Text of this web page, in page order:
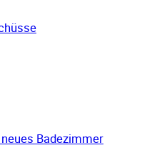
Badezimmer